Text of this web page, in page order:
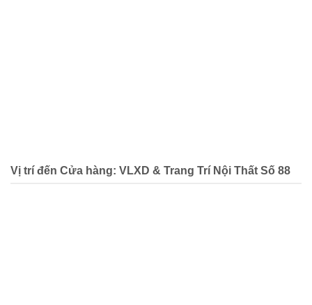
Vị trí đến Cửa hàng: VLXD & Trang Trí Nội Thất Số 88